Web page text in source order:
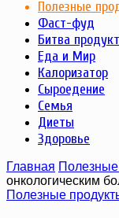
Полезные
Фаст-фуд
Битва
Еда и Мир
Калоризатор
Сыроедение
Семья
Диеты
Здоровье
Главная
онкологическим
Полезные